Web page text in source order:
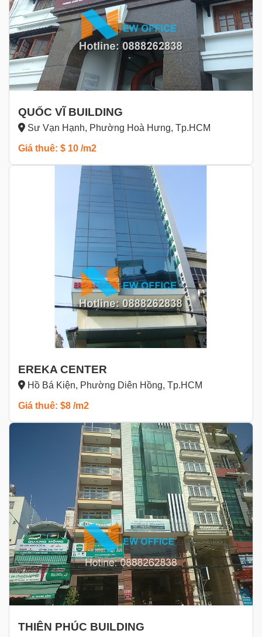
QUỐC VĨ BUILDING
Sư Vạn Hạnh, Phường Hoà Hưng, Tp.HCM
Giá thuê: $ 10 /m2
EREKA CENTER
Hồ Bá Kiện, Phường Diên Hồng, Tp.HCM
Giá thuê: $8 /m2
THIÊN PHÚC BUILDING